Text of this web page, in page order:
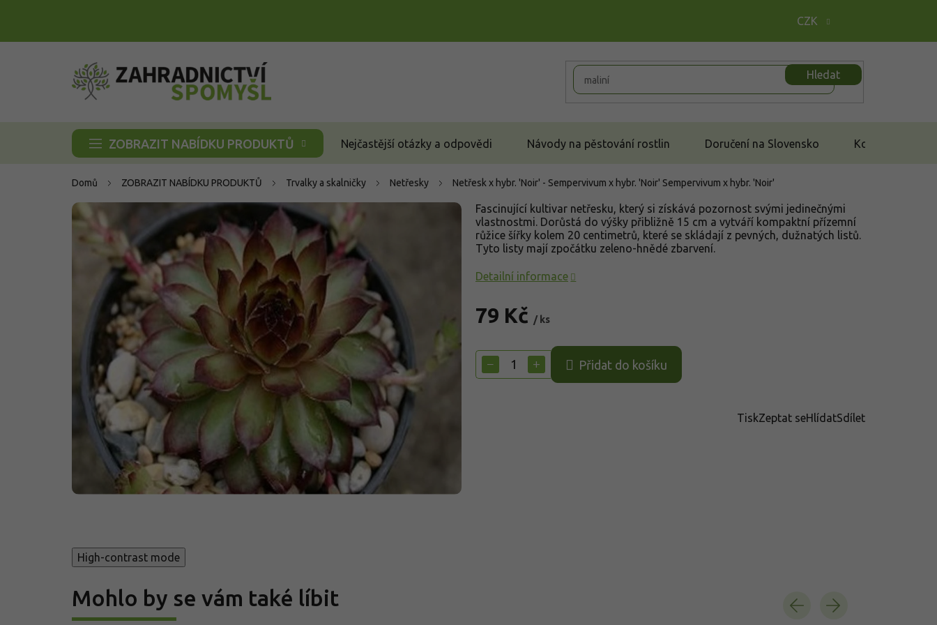
CZK
Hledat
ZOBRAZIT NABÍDKU PRODUKTŮ Nejčastější otázky a odpovědi Návody na pěstování rostlin Doručení na Slovensko Kontakt
Domů ZOBRAZIT NABÍDKU PRODUKTŮ Trvalky a skalničky Netřesky Netřesk x hybr. 'Noir' - Sempervivum x hybr. 'Noir' Sempervivum x hybr. 'Noir'
79 Kč / ks
cena:
+
− Přidat do košíku
Fascinující kultivar netřesku, který si získává pozornost svými jedinečnými
vlastnostmi. Dorůstá do výšky přibližně 15 cm a vytváří kompaktní přízemní
růžice šířky kolem 20 centimetrů, které se skládají z pevných, dužnatých listů.
Tyto listy mají zpočátku zeleno-hnědé zbarvení.
Detailní informace
TiskZeptat seHlídatSdílet
High-contrast mode
Mohlo by se vám také líbit